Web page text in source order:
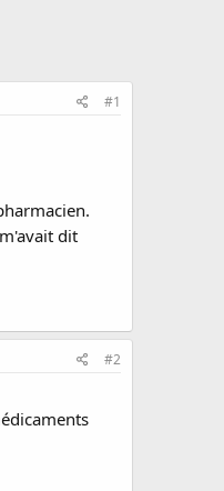
#1
dit
#2